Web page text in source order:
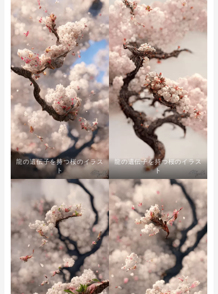
龍の遺伝子を持つ桜のイラス
ト
龍の遺伝子を持つ桜のイラス
ト